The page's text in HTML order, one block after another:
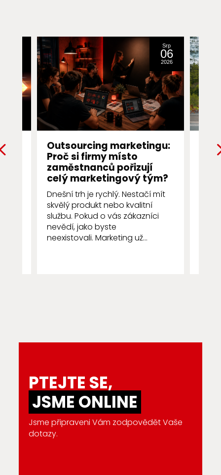
Srp
06
2026
Outsourcing marketingu:
Proč si firmy místo
zaměstnanců pořizují
celý marketingový tým?
Dnešní trh je rychlý. Nestačí mít
skvělý produkt nebo kvalitní
službu. Pokud o vás zákazníci
nevědí, jako byste
neexistovali. Marketing už...
PTEJTE SE,
JSME ONLINE
Jsme připraveni Vám zodpovědět Vaše
dotazy.